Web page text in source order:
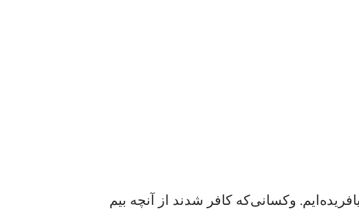
وکسانی‌که کافر شدند از آنچه بیم